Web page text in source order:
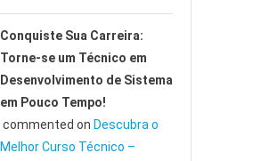
Conquiste Sua Carreira:
Torne-se um Técnico em
Desenvolvimento de Sistema
em Pouco Tempo!
commented on Descubra o
Melhor Curso Técnico –